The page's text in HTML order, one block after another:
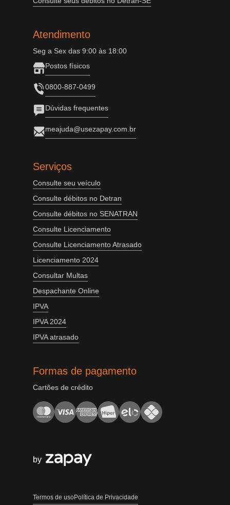
Atendimento
Seg a Sex das 9:00 às 18:00
Postos físicos
0800-887-0499
Dúvidas frequentes
meajuda@usezapay.com.br
Serviços
Consulte seu veículo
Consulte débitos no Detran
Consulte débitos no SENATRAN
Consulte Licenciamento
Consulte Licenciamento Atrasado
Licenciamento 2024
Consultar Multas
Despachante Online
IPVA
IPVA 2024
IPVA atrasado
Formas de pagamento
Cartões de crédito
by
Termos de usoPolítica de Privacidade